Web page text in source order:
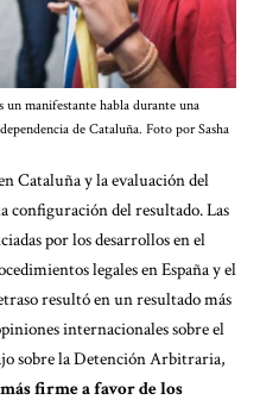
un manifestante habla durante una
de Cataluña. Foto por Sasha
Cataluña y la evaluación del
configuración del resultado. Las
por los desarrollos en el
legales en España y el
resultó en un resultado más
internacionales sobre el
sobre la Detención Arbitraria,
firme a favor de los